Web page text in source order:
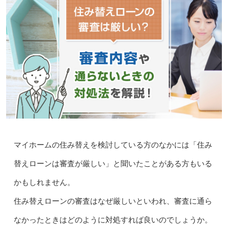
マイホームの住み替えを検討している方のなかには「住み
替えローンは審査が厳しい」と聞いたことがある方もいる
かもしれません。
住み替えローンの審査はなぜ厳しいといわれ、審査に通ら
なかったときはどのように対処すれば良いのでしょうか。